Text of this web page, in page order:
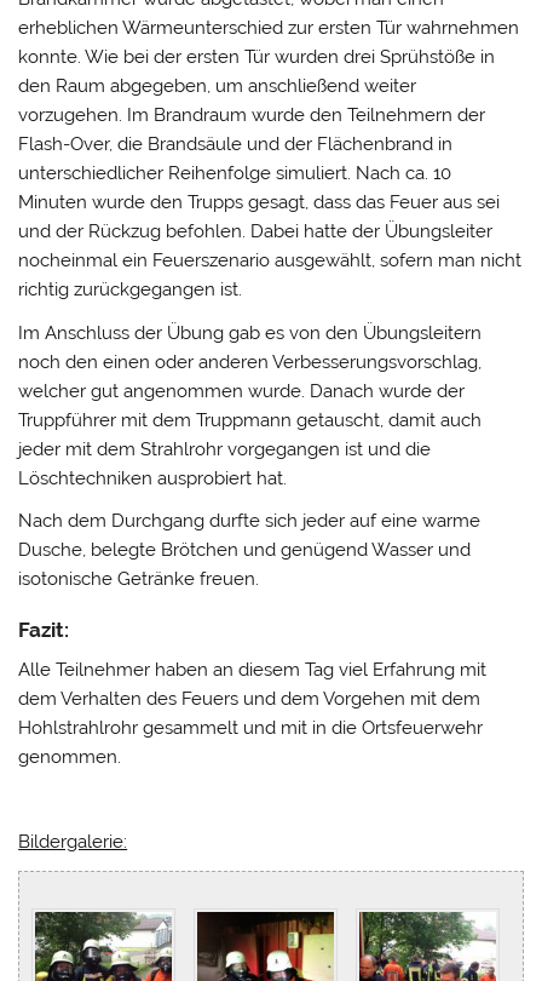
erheblichen Wärmeunterschied zur ersten Tür wahrnehmen
konnte. Wie bei der ersten Tür wurden drei Sprühstöße in
den Raum abgegeben, um anschließend weiter
vorzugehen. Im Brandraum wurde den Teilnehmern der
Flash-Over, die Brandsäule und der Flächenbrand in
unterschiedlicher Reihenfolge simuliert. Nach ca. 10
Minuten wurde den Trupps gesagt, dass das Feuer aus sei
und der Rückzug befohlen. Dabei hatte der Übungsleiter
nocheinmal ein Feuerszenario ausgewählt, sofern man nicht
richtig zurückgegangen ist.
Im Anschluss der Übung gab es von den Übungsleitern
noch den einen oder anderen Verbesserungsvorschlag,
welcher gut angenommen wurde. Danach wurde der
Truppführer mit dem Truppmann getauscht, damit auch
jeder mit dem Strahlrohr vorgegangen ist und die
Löschtechniken ausprobiert hat.
Nach dem Durchgang durfte sich jeder auf eine warme
Dusche, belegte Brötchen und genügend Wasser und
isotonische Getränke freuen.
Fazit:
Alle Teilnehmer haben an diesem Tag viel Erfahrung mit
dem Verhalten des Feuers und dem Vorgehen mit dem
Hohlstrahlrohr gesammelt und mit in die Ortsfeuerwehr
genommen.
Bildergalerie: